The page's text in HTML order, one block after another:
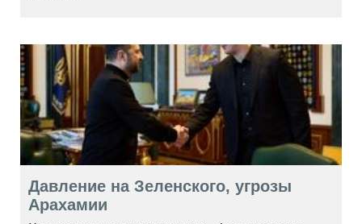
Давление на Зеленского, угрозы
Арахамии